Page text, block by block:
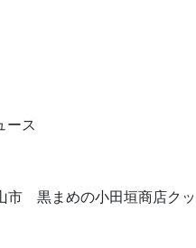
ース
市 黒まめの小田垣商店ク